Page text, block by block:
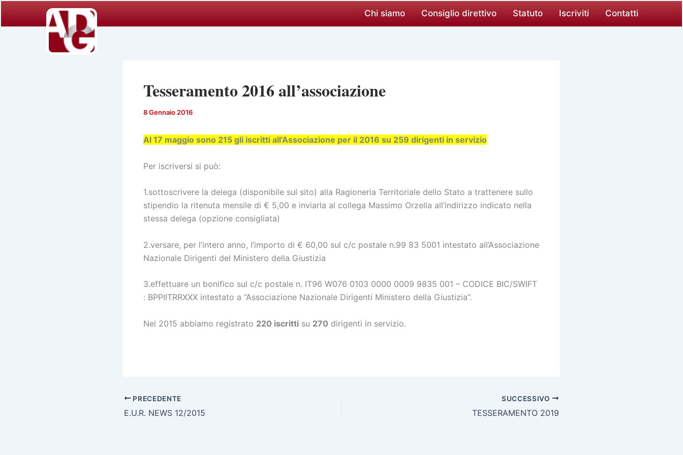
Chi siamo Consiglio direttivo Statuto Iscriviti Contatti
Tesseramento 2016 all’associazione
8 Gennaio 2016
Al 17 maggio sono 215 gli iscritti all’Associazione per il 2016 su 259 dirigenti in servizio
Per iscriversi si può:
1.sottoscrivere la delega (disponibile sul sito) alla Ragioneria Territoriale dello Stato a trattenere sullo
stipendio la ritenuta mensile di € 5,00 e inviarla al collega Massimo Orzella all’indirizzo indicato nella
stessa delega (opzione consigliata)
2.versare, per l’intero anno, l’importo di € 60,00 sul c/c postale n.99 83 5001 intestato all’Associazione
Nazionale Dirigenti del Ministero della Giustizia
3.effettuare un bonifico sul c/c postale n. IT96 W076 0103 0000 0009 9835 001 – CODICE BIC/SWIFT
: BPPIITRRXXX intestato a “Associazione Nazionale Dirigenti Ministero della Giustizia”.
Nel 2015 abbiamo registrato 220 iscritti su 270 dirigenti in servizio.
PRECEDENTE
E.U.R. NEWS 12/2015
SUCCESSIVO
TESSERAMENTO 2019